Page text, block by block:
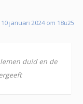
januari 2024 om 18u25
duid en de